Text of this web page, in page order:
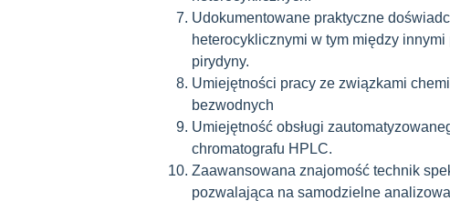
Udokumentowane praktyczne
heterocyklicznymi w tym między
pirydyny.
Umiejętności pracy ze związkami
bezwodnych
Umiejętność obsługi
chromatografu HPLC.
Zaawansowana znajomość technik
pozwalająca na samodzielne